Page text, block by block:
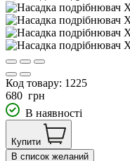
Код товару: 1225
680 грн
В наявності
Купити
В список желаний